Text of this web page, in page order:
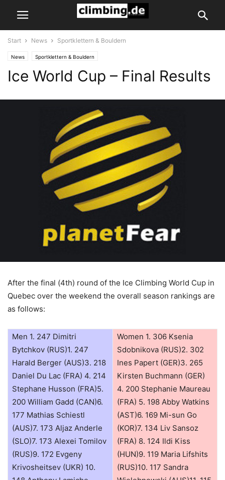
Start News Sportklettern & Bouldern
News Sportklettern & Bouldern
Ice World Cup – Final Results
After the final (4th) round of the Ice Climbing World Cup in
Quebec over the weekend the overall season rankings are
as follows:
Men 1. 247 Dimitri
Bytchkov (RUS)1. 247
Harald Berger (AUS)3. 218
Daniel Du Lac (FRA) 4. 214
Stephane Husson (FRA)5.
200 William Gadd (CAN)6.
177 Mathias Schiestl
(AUS)7. 173 Aljaz Anderle
(SLO)7. 173 Alexei Tomilov
(RUS)9. 172 Evgeny
Krivosheitsev (UKR) 10.
Women 1. 306 Ksenia
Sdobnikova (RUS)2. 302
Ines Papert (GER)3. 265
Kirsten Buchmann (GER)
4. 200 Stephanie Maureau
(FRA) 5. 198 Abby Watkins
(AST)6. 169 Mi-sun Go
(KOR)7. 134 Liv Sansoz
(FRA) 8. 124 Ildi Kiss
(HUN)9. 119 Maria Lifshits
(RUS)10. 117 Sandra